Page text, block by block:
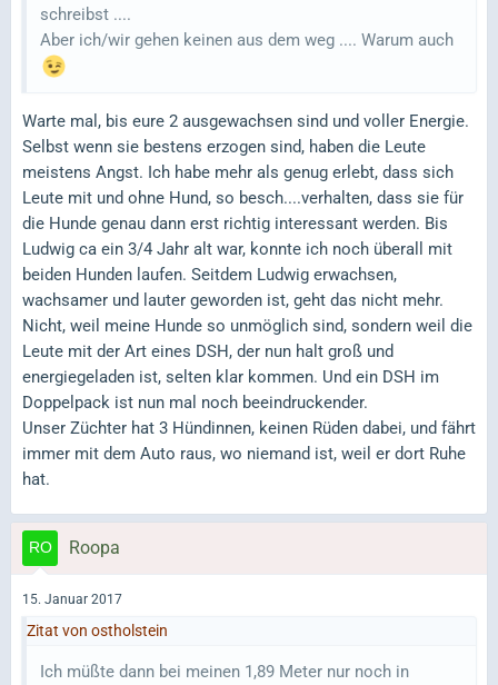
schreibst ....
Aber ich/wir gehen keinen aus dem weg .... Warum auch
Warte mal, bis eure 2 ausgewachsen sind und voller Energie.
Selbst wenn sie bestens erzogen sind, haben die Leute
meistens Angst. Ich habe mehr als genug erlebt, dass sich
Leute mit und ohne Hund, so besch....verhalten, dass sie für
die Hunde genau dann erst richtig interessant werden. Bis
Ludwig ca ein 3/4 Jahr alt war, konnte ich noch überall mit
beiden Hunden laufen. Seitdem Ludwig erwachsen,
wachsamer und lauter geworden ist, geht das nicht mehr.
Nicht, weil meine Hunde so unmöglich sind, sondern weil die
Leute mit der Art eines DSH, der nun halt groß und
energiegeladen ist, selten klar kommen. Und ein DSH im
Doppelpack ist nun mal noch beeindruckender.
Unser Züchter hat 3 Hündinnen, keinen Rüden dabei, und fährt
immer mit dem Auto raus, wo niemand ist, weil er dort Ruhe
hat.
Roopa
15. Januar 2017
Zitat von ostholstein
Ich müßte dann bei meinen 1,89 Meter nur noch in